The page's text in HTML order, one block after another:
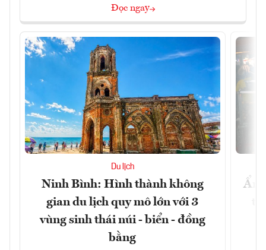
Đọc ngay
Du lịch
Ninh Bình: Hình thành không
gian du lịch quy mô lớn với 3
vùng sinh thái núi - biển - đồng
bằng
Ẩm